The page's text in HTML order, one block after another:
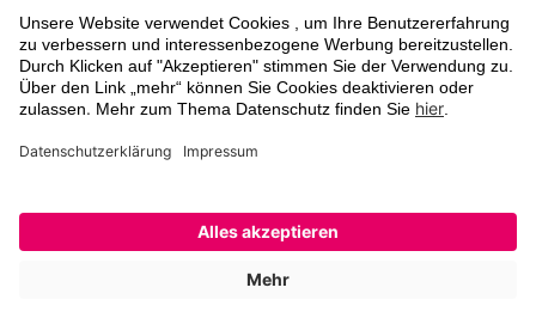
SOCIAL MEDIA
© 2026 NIPPON Genetics EUROPE